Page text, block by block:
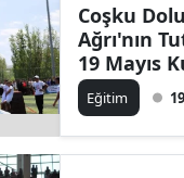
Muş
Coşku
Ağrı'nın
19 Mayıs
yapıldı
Eğitim